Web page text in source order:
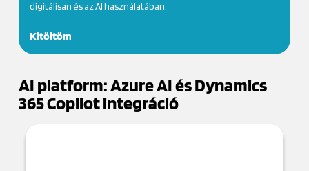
digitálisan és az AI használatában.
Kitöltöm
AI platform: Azure AI és Dynamics
365 Copilot integráció